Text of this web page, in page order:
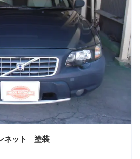
ネット 塗装